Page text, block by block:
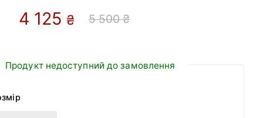
4 125 ₴ 5 500 ₴
Продукт недоступний до замовлення